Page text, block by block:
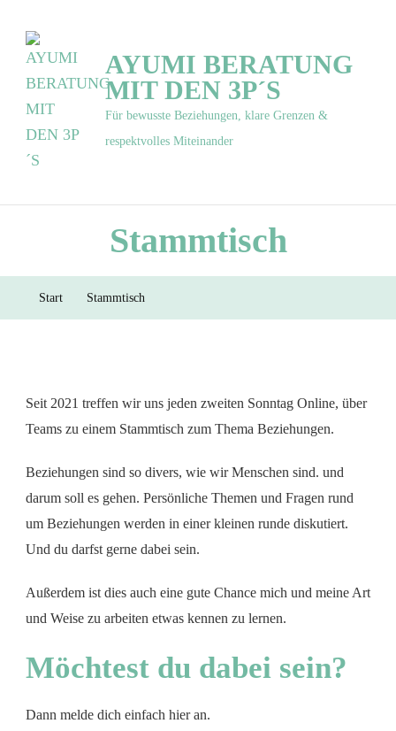
AYUMI BERATUNG
MIT DEN 3P´S
Für bewusste Beziehungen, klare Grenzen &
respektvolles Miteinander
Stammtisch
Start Stammtisch
Seit 2021 treffen wir uns jeden zweiten Sonntag Online, über
Teams zu einem Stammtisch zum Thema Beziehungen.
Beziehungen sind so divers, wie wir Menschen sind. und
darum soll es gehen. Persönliche Themen und Fragen rund
um Beziehungen werden in einer kleinen runde diskutiert.
Und du darfst gerne dabei sein.
Außerdem ist dies auch eine gute Chance mich und meine Art
und Weise zu arbeiten etwas kennen zu lernen.
Möchtest du dabei sein?
Dann melde dich einfach hier an.